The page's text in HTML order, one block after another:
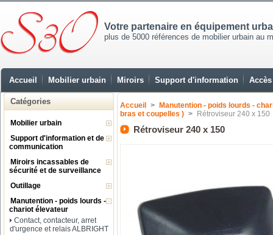
Votre partenaire en équipement
plus de 5000 références de mobilier urbain au
Accueil Mobilier urbain Miroirs Support d'information
Catégories
Mobilier urbain
Support d'information et de
communication
Miroirs incassables de
sécurité et de surveillance
Outillage
Manutention - poids lourds -
chariot élevateur
Contact, contacteur, arret
d'urgence et relais ALBRIGHT
Accueil >
Manutention - poids lourds -
bras et coupelles ) > Rétroviseur 240 x 150
Rétroviseur 240 x 150